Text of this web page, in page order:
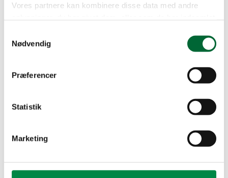
Vores partnere kan kombinere disse data med andre
Nødvendig
Præferencer
Statistik
Marketing